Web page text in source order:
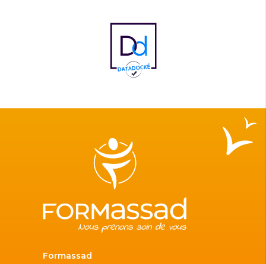
Formassad